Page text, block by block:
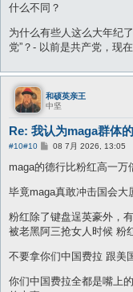
什么不同？
为什么有些人这么大年纪
党”？- 以前是共产党，现
和硕英亲王
中坚
Re: 我认为maga群体
#10#10
帖
08 7月 2026, 13:05
maga的德行比粉红高一万
毕竟maga真敢冲击国会大
粉红除了键盘逞英豪外，
被老黑阿三抢女人时候 粉
不要拿你们中国费拉 跟美
你们中国费拉全都是嘴上